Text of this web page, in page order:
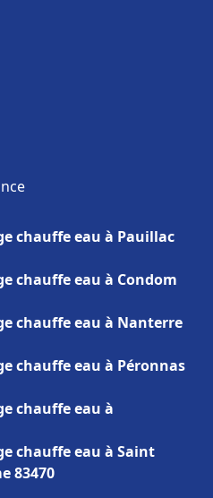
chauffe eau à Pauillac
chauffe eau à Condom
chauffe eau à Nanterre
chauffe eau à Péronnas
chauffe eau à
chauffe eau à Saint
83470